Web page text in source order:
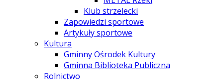
Klub strzelecki
Zapowiedzi sportowe
Artykuły sportowe
Kultura
Gminny Ośrodek Kultury
Gminna Biblioteka Publiczna
Rolnictwo